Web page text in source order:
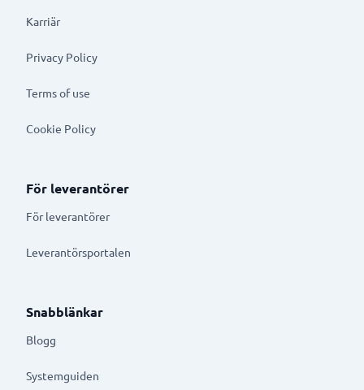
Karriär
Privacy Policy
Terms of use
Cookie Policy
För leverantörer
För leverantörer
Leverantörsportalen
Snabblänkar
Blogg
Systemguiden